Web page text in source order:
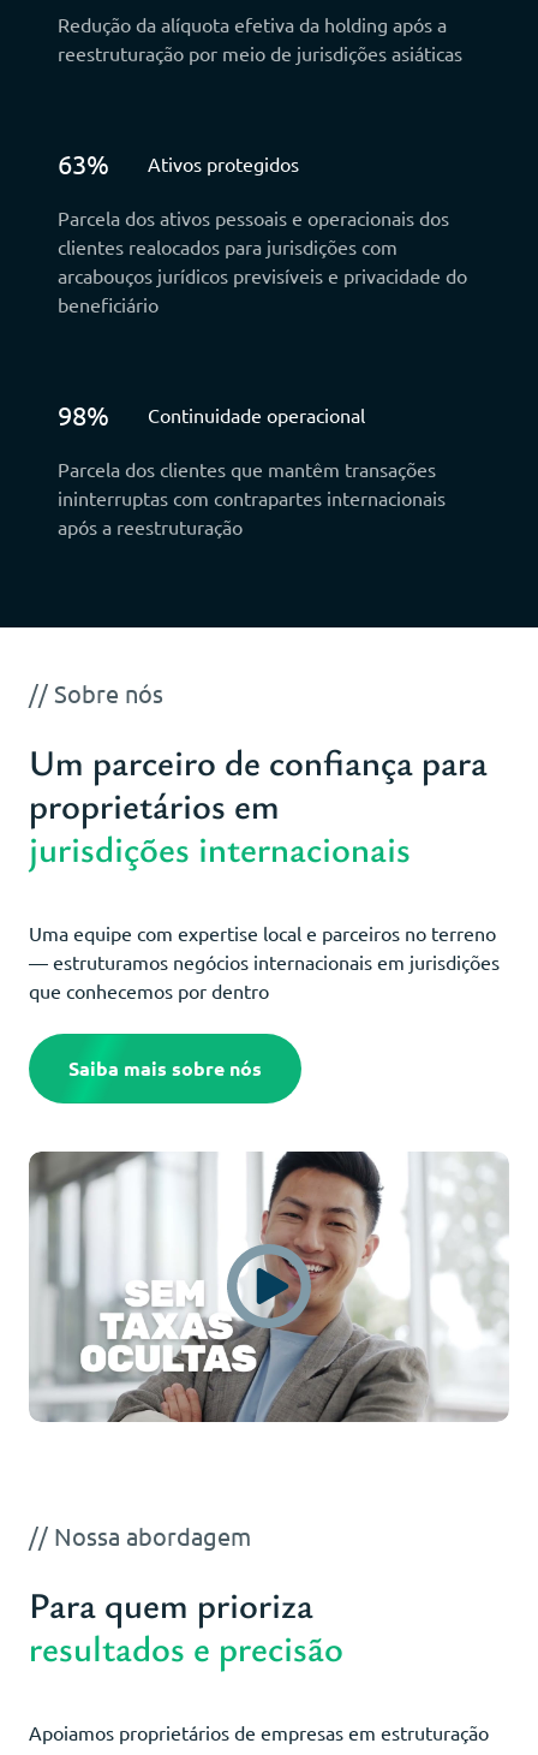
Redução da alíquota efetiva da holding após a
reestruturação por meio de jurisdições asiáticas
63% Ativos protegidos
Parcela dos ativos pessoais e operacionais dos
clientes realocados para jurisdições com
arcabouços jurídicos previsíveis e privacidade do
beneficiário
98% Continuidade operacional
Parcela dos clientes que mantêm transações
ininterruptas com contrapartes internacionais
após a reestruturação
// Sobre nós
Um parceiro de confiança para
proprietários em
jurisdições internacionais
Uma equipe com expertise local e parceiros no terreno
— estruturamos negócios internacionais em jurisdições
que conhecemos por dentro
Saiba mais sobre nós
// Nossa abordagem
Para quem prioriza
resultados e precisão
Apoiamos proprietários de empresas em estruturação